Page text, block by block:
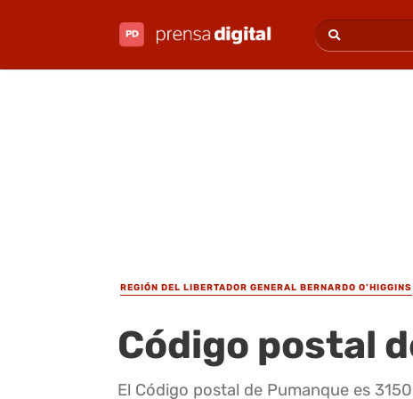
REGIÓN DEL LIBERTADOR GENERAL BERNARDO O’HIGGINS
Código postal
El Código postal de Pumanque es